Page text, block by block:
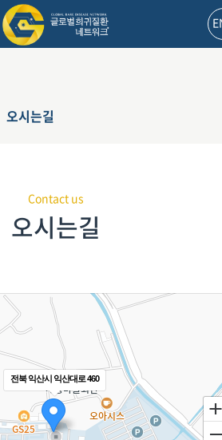
오시는길
Contact us
오시는길
전북 익산시 익산대로 460